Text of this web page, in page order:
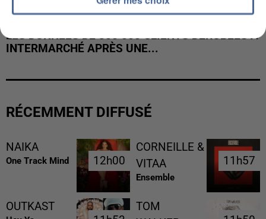
LES DONNÉES DE 300 000 CLIENTS DÉROBÉES À
INTERMARCHÉ APRÈS UNE...
RÉCEMMENT DIFFUSÉ
NAIKA
One Track Mind 12h00
12h00
CORNEILLE &
VITAA
Ensemble
11h57
11h57
OUTKAST
TOM